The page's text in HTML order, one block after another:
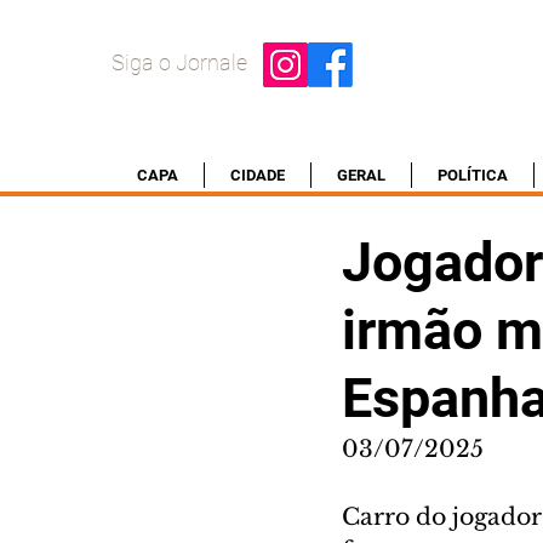
Siga o Jornale
CAPA CIDADE GERAL POLÍTICA
irmão
03/07/2025
Carro do